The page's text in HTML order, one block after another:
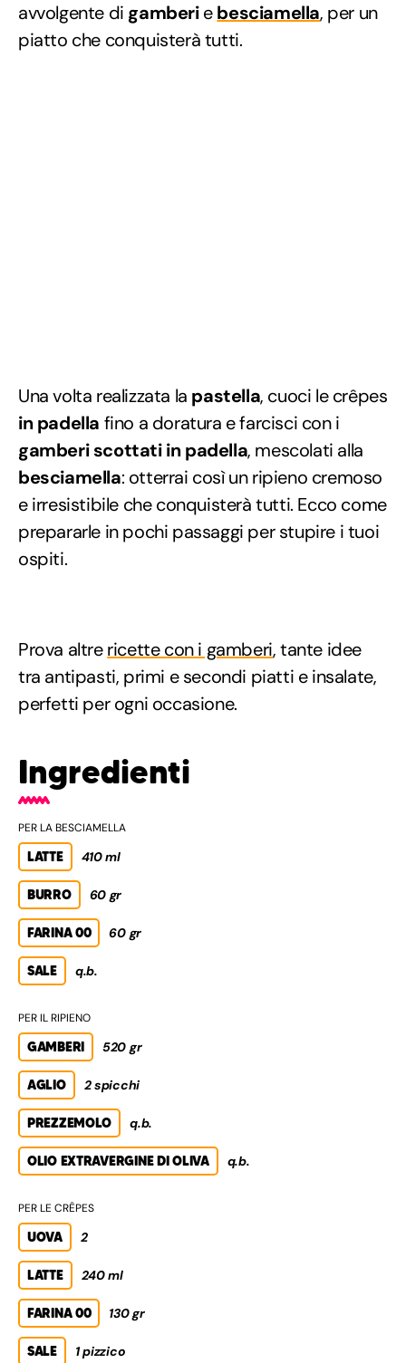
avvolgente di gamberiebesciamella, per un
piatto che conquisterà tutti.
Una volta realizzata la pastella, cuoci le crêpes
in padella fino a doratura e farcisci con i
gamberi scottati in padella, mescolati alla
besciamella: otterrai così un ripieno cremoso
e irresistibile che conquisterà tutti. Ecco come
prepararle in pochi passaggi per stupire i tuoi
ospiti.
Prova altrericette con i gamberi, tante idee
tra antipasti, primi e secondi piatti e insalate,
perfetti per ogni occasione.
Ingredienti
PER LA BESCIAMELLA
LATTE 410 ml
BURRO 60 gr
FARINA 00 60 gr
SALE q.b.
PER IL RIPIENO
GAMBERI 520 gr
AGLIO 2 spicchi
PREZZEMOLO q.b.
OLIO EXTRAVERGINE DI OLIVA q.b.
PER LE CRÊPES
UOVA 2
LATTE 240 ml
FARINA 00 130 gr
SALE 1 pizzico